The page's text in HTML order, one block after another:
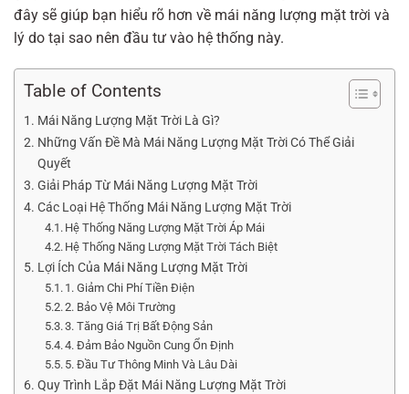
đây sẽ giúp bạn hiểu rõ hơn về mái năng lượng mặt trời và
lý do tại sao nên đầu tư vào hệ thống này.
Table of Contents
Mái Năng Lượng Mặt Trời Là Gì?
Những Vấn Đề Mà Mái Năng Lượng Mặt Trời Có Thể Giải
Quyết
Giải Pháp Từ Mái Năng Lượng Mặt Trời
Các Loại Hệ Thống Mái Năng Lượng Mặt Trời
Hệ Thống Năng Lượng Mặt Trời Áp Mái
Hệ Thống Năng Lượng Mặt Trời Tách Biệt
Lợi Ích Của Mái Năng Lượng Mặt Trời
1. Giảm Chi Phí Tiền Điện
2. Bảo Vệ Môi Trường
3. Tăng Giá Trị Bất Động Sản
4. Đảm Bảo Nguồn Cung Ổn Định
5. Đầu Tư Thông Minh Và Lâu Dài
Quy Trình Lắp Đặt Mái Năng Lượng Mặt Trời